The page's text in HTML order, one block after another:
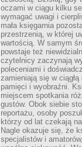
oczami w ciągu kilku
wymagać uwagi i
mała księgarnia
przestrzenią, w której
wartością. W samym
powstaje też
czytelnicy zaczynają
poleceniami i
zamieniają się w
pamięci i wyobraźni.
miejscem spotkania
gustów. Obok siebie
reportażu, osoby
którzy od lat czekają
Nagle okazuje się, że
specjalistów i